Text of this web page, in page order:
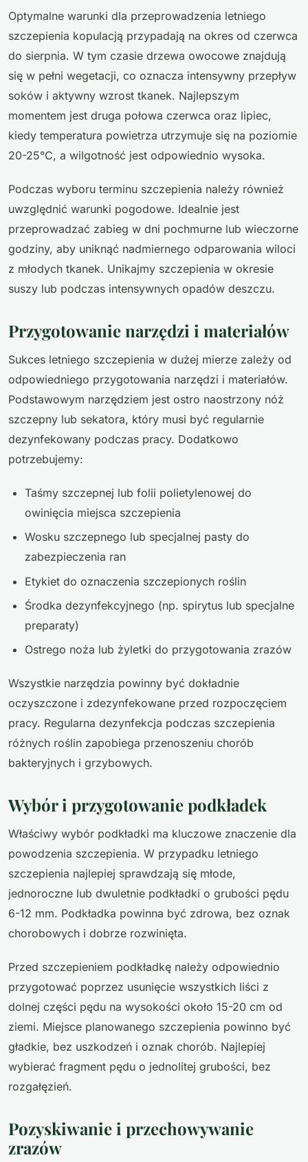
Optymalne warunki dla przeprowadzenia letniego
szczepienia kopulacją przypadają na okres od czerwca
do sierpnia. W tym czasie drzewa owocowe znajdują
się w pełni wegetacji, co oznacza intensywny przepływ
soków i aktywny wzrost tkanek. Najlepszym
momentem jest druga połowa czerwca oraz lipiec,
kiedy temperatura powietrza utrzymuje się na poziomie
20-25°C, a wilgotność jest odpowiednio wysoka.
Podczas wyboru terminu szczepienia należy również
uwzględnić warunki pogodowe. Idealnie jest
przeprowadzać zabieg w dni pochmurne lub wieczorne
godziny, aby uniknąć nadmiernego odparowania wiloci
z młodych tkanek. Unikajmy szczepienia w okresie
suszy lub podczas intensywnych opadów deszczu.
Przygotowanie narzędzi i materiałów
Sukces letniego szczepienia w dużej mierze zależy od
odpowiedniego przygotowania narzędzi i materiałów.
Podstawowym narzędziem jest ostro naostrzony nóż
szczepny lub sekatora, który musi być regularnie
dezynfekowany podczas pracy. Dodatkowo
potrzebujemy:
Taśmy szczepnej lub folii polietylenowej do
owinięcia miejsca szczepienia
Wosku szczepnego lub specjalnej pasty do
zabezpieczenia ran
Etykiet do oznaczenia szczepionych roślin
Środka dezynfekcyjnego (np. spirytus lub specjalne
preparaty)
Ostrego noża lub żyletki do przygotowania zrazów
Wszystkie narzędzia powinny być dokładnie
oczyszczone i zdezynfekowane przed rozpoczęciem
pracy. Regularna dezynfekcja podczas szczepienia
różnych roślin zapobiega przenoszeniu chorób
bakteryjnych i grzybowych.
Wybór i przygotowanie podkładek
Właściwy wybór podkładki ma kluczowe znaczenie dla
powodzenia szczepienia. W przypadku letniego
szczepienia najlepiej sprawdzają się młode,
jednoroczne lub dwuletnie podkładki o grubości pędu
6-12 mm. Podkładka powinna być zdrowa, bez oznak
chorobowych i dobrze rozwinięta.
Przed szczepieniem podkładkę należy odpowiednio
przygotować poprzez usunięcie wszystkich liści z
dolnej części pędu na wysokości około 15-20 cm od
ziemi. Miejsce planowanego szczepienia powinno być
gładkie, bez uszkodzeń i oznak chorób. Najlepiej
wybierać fragment pędu o jednolitej grubości, bez
rozgałęzień.
Pozyskiwanie i przechowywanie
zrazów